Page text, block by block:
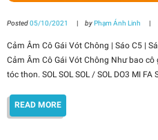
Posted05/10/2021 byPhạm Ánh Linh
Cảm Âm Cô Gái Vót Chông | Sáo C5 |
Cảm Âm Cô Gái Vót Chông Như bao
tóc thon. SOL SOL SOL / SOL DO3 MI FA
READ MORE